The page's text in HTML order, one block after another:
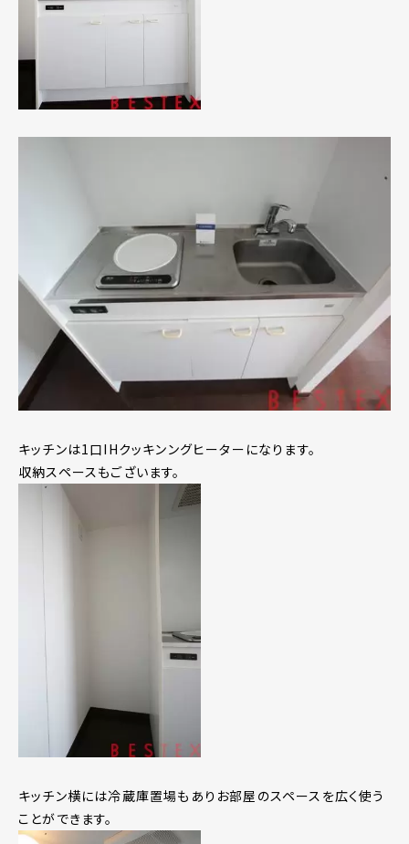
キッチンは1口IHクッキンングヒーターになります。
収納スペースもございます。
キッチン横には冷蔵庫置場もありお部屋のスペースを広く使う
ことができます。